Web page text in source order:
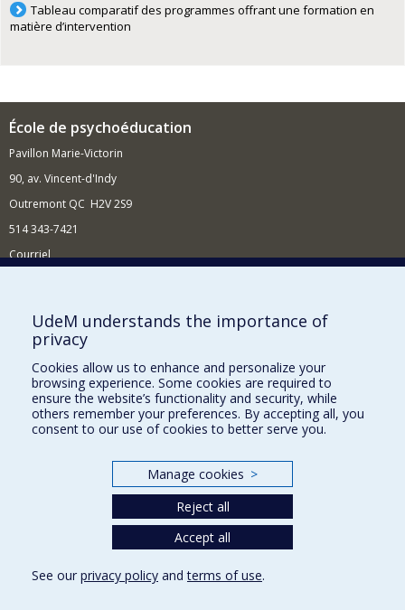
Tableau comparatif des programmes offrant une formation en
matière d’intervention
École de psychoéducation
Pavillon Marie-Victorin
90, av. Vincent-d'Indy
Outremont QC H2V 2S9
514 343-7421
Courriel
Comment soutenir l'École?
BESOIN D'AIDE?
Plan du site
Signaler une erreur
Accessibilité
Nos départements et écoles
UdeM understands the importance of
privacy
Cookies allow us to enhance and personalize your
browsing experience. Some cookies are required to
ensure the website’s functionality and security, while
others remember your preferences. By accepting all, you
consent to our use of cookies to better serve you.
Manage cookies >
Reject all
Accept all
See our privacy policy andterms of use.